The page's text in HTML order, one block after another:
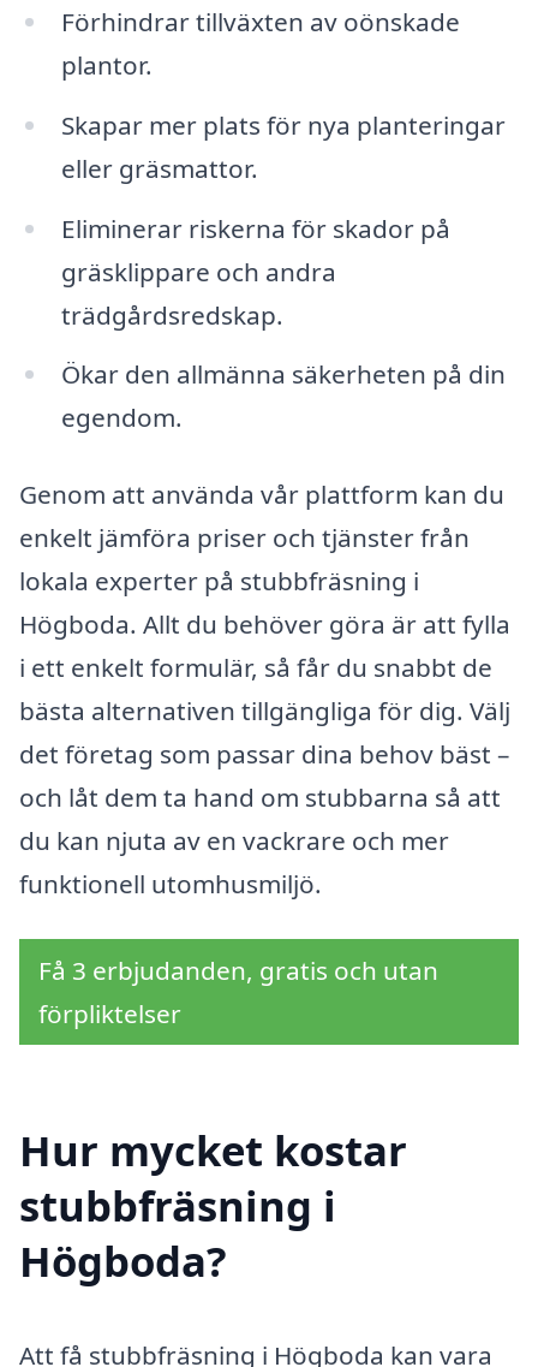
Förhindrar tillväxten av oönskade
plantor.
Skapar mer plats för nya planteringar
eller gräsmattor.
Eliminerar riskerna för skador på
gräsklippare och andra
trädgårdsredskap.
Ökar den allmänna säkerheten på din
egendom.
Genom att använda vår plattform kan du
enkelt jämföra priser och tjänster från
lokala experter på stubbfräsning i
Högboda. Allt du behöver göra är att fylla
i ett enkelt formulär, så får du snabbt de
bästa alternativen tillgängliga för dig. Välj
det företag som passar dina behov bäst –
och låt dem ta hand om stubbarna så att
du kan njuta av en vackrare och mer
funktionell utomhusmiljö.
Få 3 erbjudanden, gratis och utan
förpliktelser
Hur mycket kostar
stubbfräsning i
Högboda?
Att få stubbfräsning i Högboda kan vara